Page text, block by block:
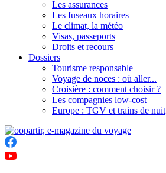
Les assurances
Les fuseaux horaires
Le climat, la météo
Visas, passeports
Droits et recours
Dossiers
Tourisme responsable
Voyage de noces : où aller...
Croisière : comment choisir ?
Les compagnies low-cost
Europe : TGV et trains de nuit